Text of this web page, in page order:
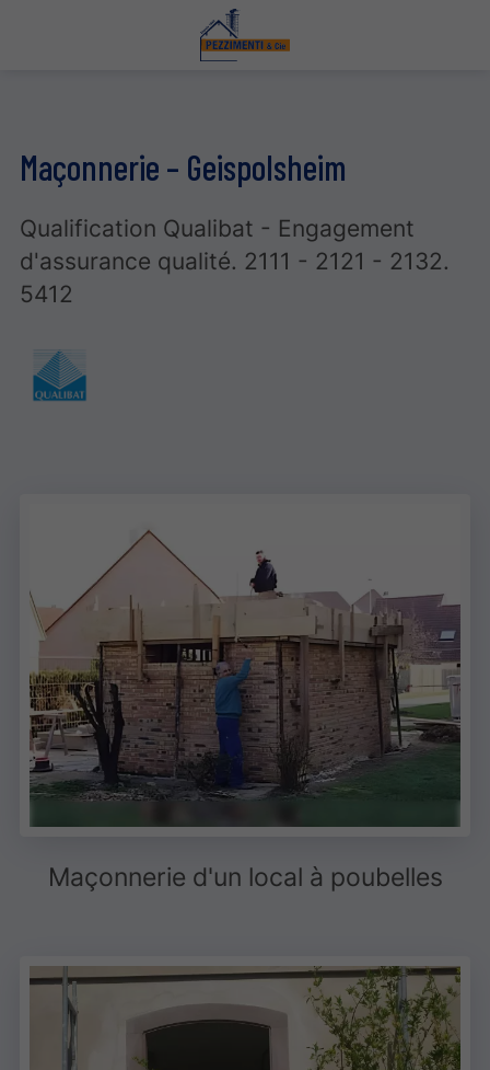
Maçonnerie – Geispolsheim
Qualification Qualibat - Engagement
d'assurance qualité. 2111 - 2121 - 2132.
5412
Maçonnerie d'un local à poubelles